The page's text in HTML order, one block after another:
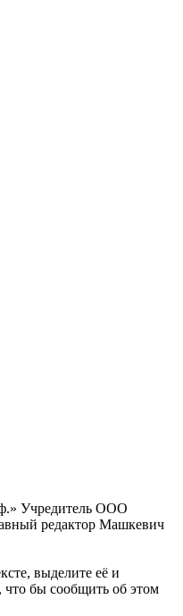
Учредитель ООО
редактор Машкевич
выделите её и
бы сообщить об этом